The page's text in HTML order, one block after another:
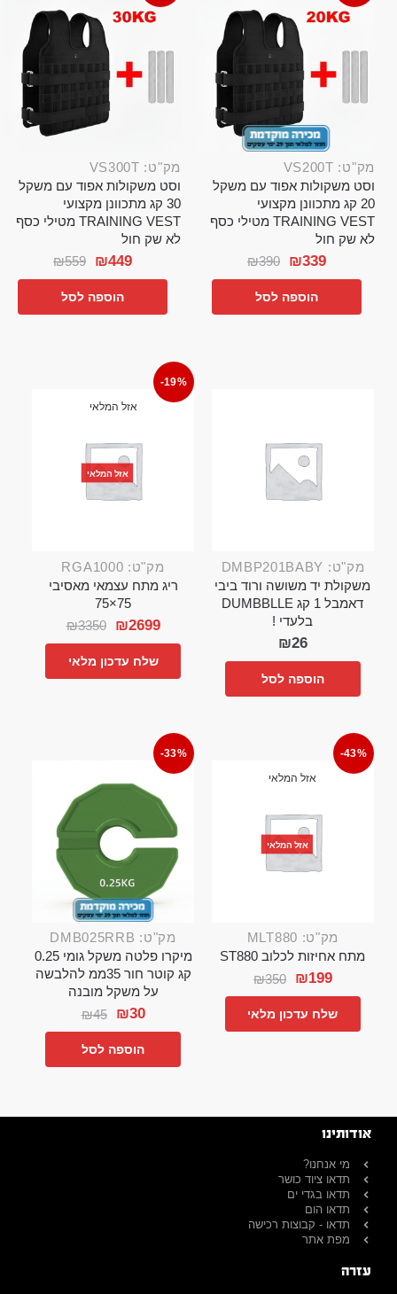
מק"ט: VS200T
וסט משקולות אפוד עם משקל
20 קג מתכוונן מקצועי
TRAINING VEST מטילי כסף
לא שק חול
₪390 ₪339
הוספה לסל
מק"ט: VS300T
וסט משקולות אפוד עם משקל
30 קג מתכוונן מקצועי
TRAINING VEST מטילי כסף
לא שק חול
₪559 ₪449
הוספה לסל
מק"ט: DMBP201BABY
משקולת יד משושה ורוד ביבי
דאמבל 1 קג DUMBBLLE
בלעדי !
₪26
הוספה לסל
-19%
אזל המלאי
אזל המלאי
מק"ט: RGA1000
ריג מתח עצמאי מאסיבי
75×75
₪3350 ₪2699
שלח עדכון מלאי
-43%
אזל המלאי
אזל המלאי
מק"ט: MLT880
מתח אחיזות לכלוב ST880
₪350 ₪199
שלח עדכון מלאי
-33%
מק"ט: DMB025RRB
מיקרו פלטה משקל גומי 0.25
קג קוטר חור 35ממ להלבשה
על משקל מובנה
₪45 ₪30
הוספה לסל
אודותינו
מי אנחנו?
תדאו ציוד כושר
תדאו בגדי ים
תדאו הום
תדאו - קבוצות רכישה
מפת אתר
עזרה